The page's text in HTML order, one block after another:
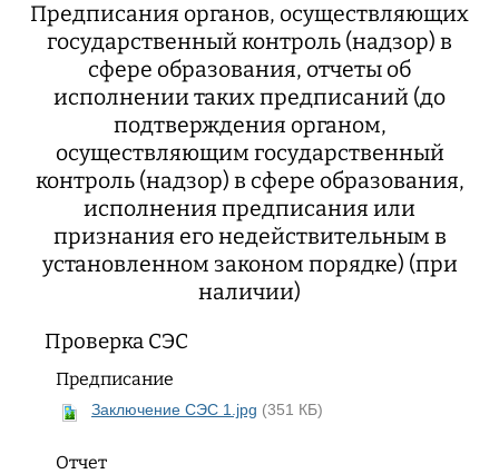
Предписания органов, осуществляющих
государственный контроль (надзор) в
сфере образования, отчеты об
исполнении таких предписаний (до
подтверждения органом,
осуществляющим государственный
контроль (надзор) в сфере образования,
исполнения предписания или
признания его недействительным в
установленном законом порядке) (при
наличии)
Проверка СЭС
Предписание
Заключение СЭС 1.jpg (351 КБ)
Отчет